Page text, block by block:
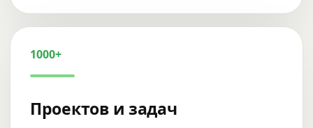
1000+
Проектов и задач